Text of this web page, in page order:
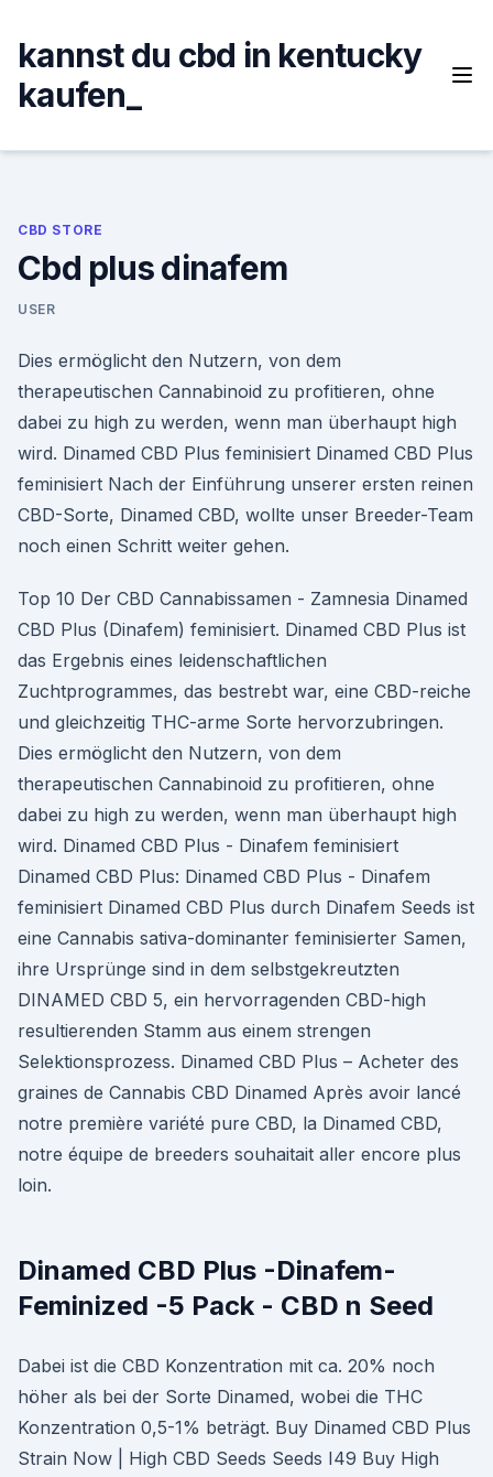
content
kannst du cbd in kentucky
kaufen_
CBD STORE
Cbd plus dinafem
USER
Dies ermöglicht den Nutzern, von dem
therapeutischen Cannabinoid zu profitieren, ohne
dabei zu high zu werden, wenn man überhaupt high
wird. Dinamed CBD Plus feminisiert Dinamed CBD Plus
feminisiert Nach der Einführung unserer ersten reinen
CBD-Sorte, Dinamed CBD, wollte unser Breeder-Team
noch einen Schritt weiter gehen.
Top 10 Der CBD Cannabissamen - Zamnesia Dinamed
CBD Plus (Dinafem) feminisiert. Dinamed CBD Plus ist
das Ergebnis eines leidenschaftlichen
Zuchtprogrammes, das bestrebt war, eine CBD-reiche
und gleichzeitig THC-arme Sorte hervorzubringen.
Dies ermöglicht den Nutzern, von dem
therapeutischen Cannabinoid zu profitieren, ohne
dabei zu high zu werden, wenn man überhaupt high
wird. Dinamed CBD Plus - Dinafem feminisiert
Dinamed CBD Plus: Dinamed CBD Plus - Dinafem
feminisiert Dinamed CBD Plus durch Dinafem Seeds ist
eine Cannabis sativa-dominanter feminisierter Samen,
ihre Ursprünge sind in dem selbstgekreutzten
DINAMED CBD 5, ein hervorragenden CBD-high
resultierenden Stamm aus einem strengen
Selektionsprozess. Dinamed CBD Plus – Acheter des
graines de Cannabis CBD Dinamed Après avoir lancé
notre première variété pure CBD, la Dinamed CBD,
notre équipe de breeders souhaitait aller encore plus
loin.
Dinamed CBD Plus -Dinafem-
Feminized -5 Pack - CBD n Seed
Dabei ist die CBD Konzentration mit ca. 20% noch
höher als bei der Sorte Dinamed, wobei die THC
Konzentration 0,5-1% beträgt. Buy Dinamed CBD Plus
Strain Now | High CBD Seeds Seeds I49 Buy High